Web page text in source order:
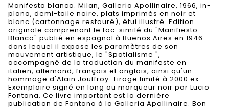
Manifesto blanco. Milan, Galleria Apollinaire, 1966, in-
plano, demi-toile noire, plats imprimés en noir et
blanc (cartonnage restauré), étui illustré. Edition
originale comprenant le fac-similé du "Manifiesto
Blanco" publié en espagnol à Buenos Aires en 1946
dans lequel il expose les paramètres de son
mouvement artistique, le "Spatialisme ",
accompagné de la traduction du manifeste en
italien, allemand, français et anglais, ainsi qu'un
hommage d'Alain Jouffroy. Tirage limité à 2000 ex.
Exemplaire signé en long au marqueur noir par Lucio
Fontana. Ce livre important est la dernière
publication de Fontana à la Galleria Apollinaire. Bon